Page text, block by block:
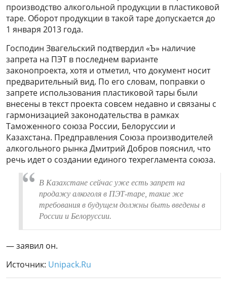
производство алкогольной продукции в пластиковой
таре. Оборот продукции в такой таре допускается до
1 января 2013 года.
Господин Звагельский подтвердил «Ъ» наличие
запрета на ПЭТ в последнем варианте
законопроекта, хотя и отметил, что документ носит
предварительный вид. По его словам, поправки о
запрете использования пластиковой тары были
внесены в текст проекта совсем недавно и связаны с
гармонизацией законодательства в рамках
Таможенного союза России, Белоруссии и
Казахстана. Предправления Союза производителей
алкогольного рынка Дмитрий Добров пояснил, что
речь идет о создании единого техрегламента союза.
В Казахстане сейчас уже есть запрет на
продажу алкоголя в ПЭТ-таре, такие же
требования в будущем должны быть введены в
России и Белоруссии.
— заявил он.
Источник: Unipack.Ru